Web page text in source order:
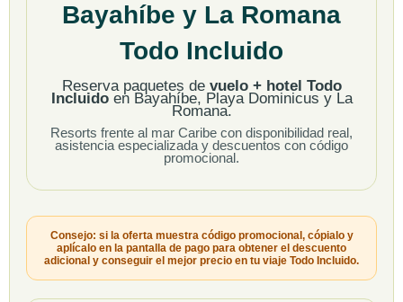
Bayahíbe y La Romana
Todo Incluido
Reserva paquetes de vuelo + hotel Todo
Incluidoen Bayahíbe, Playa Dominicus y La
Romana.
Resorts frente al mar Caribe con disponibilidad real,
asistencia especializada y descuentos con código
promocional.
Consejo: si la oferta muestra código promocional, cópialo y
aplícalo en la pantalla de pago para obtener el descuento
adicional y conseguir el mejor precio en tu viaje Todo Incluido.